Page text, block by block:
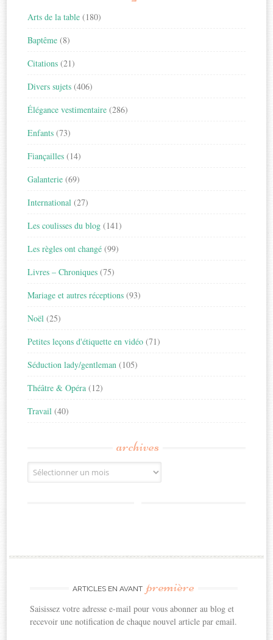
Arts de la table (180)
Baptême (8)
Citations (21)
Divers sujets (406)
Élégance vestimentaire (286)
Enfants (73)
Fiançailles (14)
Galanterie (69)
International (27)
Les coulisses du blog (141)
Les règles ont changé (99)
Livres – Chroniques (75)
Mariage et autres réceptions (93)
Noël (25)
Petites leçons d'étiquette en vidéo (71)
Séduction lady/gentleman (105)
Théâtre & Opéra (12)
Travail (40)
archives
Archives
ARTICLES EN AVANT première
Saisissez votre adresse e-mail pour vous abonner au blog et
recevoir une notification de chaque nouvel article par email.